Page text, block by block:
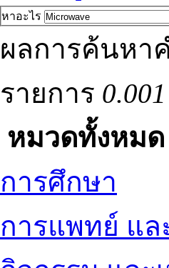
หาอะไร
ผลการค้นหา
รายการ
หมวดทั้งหมด
การศึกษา
การแพทย์ แ